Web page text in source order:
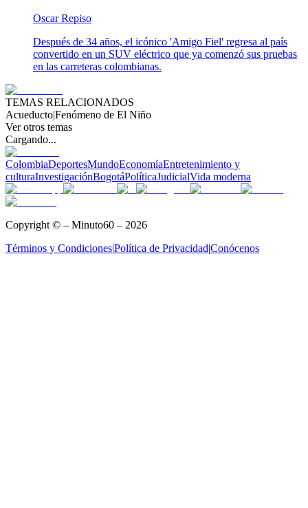
Oscar Repiso
Después de 34 años, el icónico 'Amigo Fiel' regresa al país
convertido en un SUV eléctrico que ya comenzó sus pruebas
en las carreteras colombianas.
TEMAS RELACIONADOS
Acueducto|Fenómeno de El Niño
Ver otros temas
Cargando...
ColombiaDeportesMundoEconomíaEntretenimiento y
culturaInvestigaciónBogotáPolíticaJudicialVida moderna
Copyright © – Minuto60 – 2026
Términos y Condiciones|Política de Privacidad|Conócenos